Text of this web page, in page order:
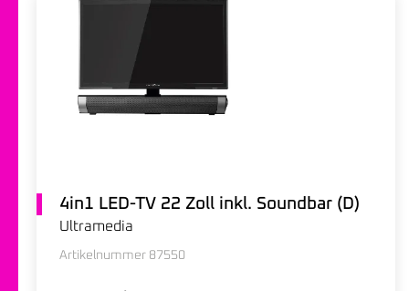
4in1 LED-TV 22 Zoll inkl. Soundbar (D)
Ultramedia
Artikelnummer 87550